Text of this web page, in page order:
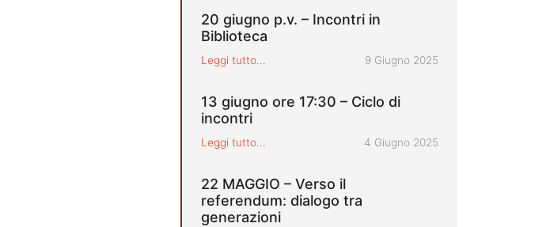
20 giugno p.v. – Incontri in
Biblioteca
Leggi tutto... Pubblicato il
9 Giugno 2025
13 giugno ore 17:30 – Ciclo di
incontri
Leggi tutto... Pubblicato il
4 Giugno 2025
22 MAGGIO – Verso il
referendum: dialogo tra
generazioni